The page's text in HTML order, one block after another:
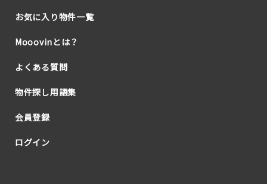
お気に入り物件一覧
Mooovinとは？
よくある質問
物件探し用語集
会員登録
ログイン